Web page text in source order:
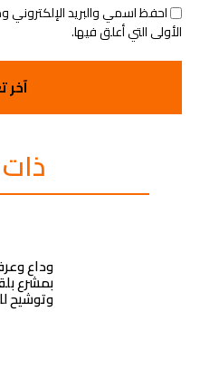
احفظ اسمي والبريد
الأولى التي أعلق فيها.
وداع
بمشرع
وتوشيح